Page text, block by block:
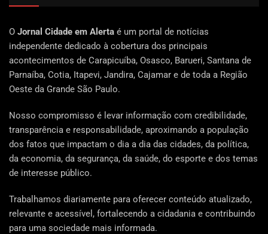
O Jornal Cidade em Alerta é um portal de notícias
independente dedicado à cobertura dos principais
acontecimentos de Carapicuíba, Osasco, Barueri, Santana de
Parnaíba, Cotia, Itapevi, Jandira, Cajamar e de toda a Região
Oeste da Grande São Paulo.
Nosso compromisso é levar informação com credibilidade,
transparência e responsabilidade, aproximando a população
dos fatos que impactam o dia a dia das cidades, da política,
da economia, da segurança, da saúde, do esporte e dos temas
de interesse público.
Trabalhamos diariamente para oferecer conteúdo atualizado,
relevante e acessível, fortalecendo a cidadania e contribuindo
para uma sociedade mais informada.